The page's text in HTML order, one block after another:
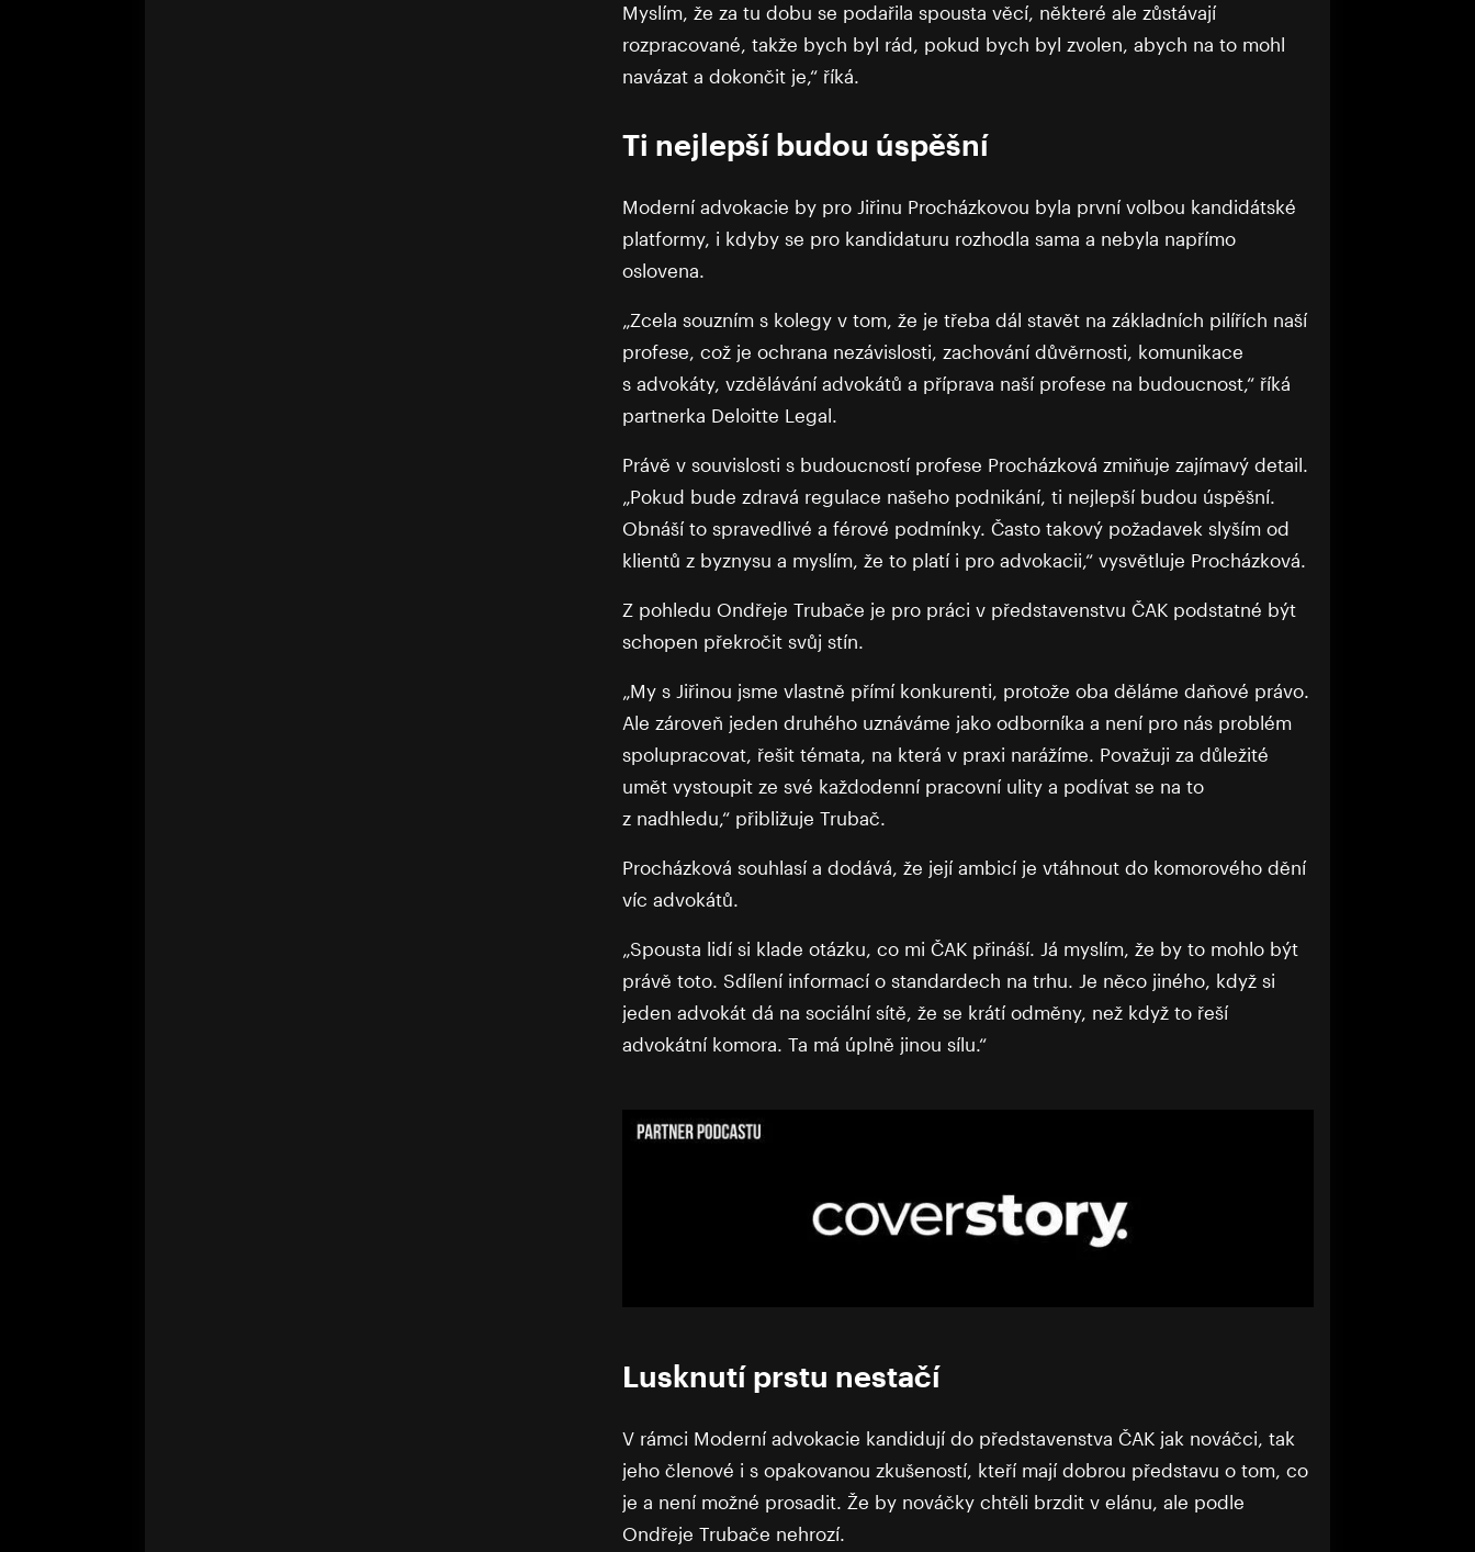
Myslím, že za tu dobu se podařila spousta věcí, některé ale zůstávají
rozpracované, takže bych byl rád, pokud bych byl zvolen, abych na to mohl
navázat a dokončit je,“ říká.
Ti nejlepší budou úspěšní
Moderní advokacie by pro Jiřinu Procházkovou byla první volbou kandidátské
platformy, i kdyby se pro kandidaturu rozhodla sama a nebyla napřímo
oslovena.
„Zcela souzním s kolegy v tom, že je třeba dál stavět na základních pilířích naší
profese, což je ochrana nezávislosti, zachování důvěrnosti, komunikace
s advokáty, vzdělávání advokátů a příprava naší profese na budoucnost,“ říká
partnerka Deloitte Legal.
Právě v souvislosti s budoucností profese Procházková zmiňuje zajímavý detail.
„Pokud bude zdravá regulace našeho podnikání, ti nejlepší budou úspěšní.
Obnáší to spravedlivé a férové podmínky. Často takový požadavek slyším od
klientů z byznysu a myslím, že to platí i pro advokacii,“ vysvětluje Procházková.
Z pohledu Ondřeje Trubače je pro práci v představenstvu ČAK podstatné být
schopen překročit svůj stín.
„My s Jiřinou jsme vlastně přímí konkurenti, protože oba děláme daňové právo.
Ale zároveň jeden druhého uznáváme jako odborníka a není pro nás problém
spolupracovat, řešit témata, na která v praxi narážíme. Považuji za důležité
umět vystoupit ze své každodenní pracovní ulity a podívat se na to
z nadhledu,“ přibližuje Trubač.
Procházková souhlasí a dodává, že její ambicí je vtáhnout do komorového dění
víc advokátů.
„Spousta lidí si klade otázku, co mi ČAK přináší. Já myslím, že by to mohlo být
právě toto. Sdílení informací o standardech na trhu. Je něco jiného, když si
jeden advokát dá na sociální sítě, že se krátí odměny, než když to řeší
advokátní komora. Ta má úplně jinou sílu.“
Lusknutí prstu nestačí
V rámci Moderní advokacie kandidují do představenstva ČAK jak nováčci, tak
jeho členové i s opakovanou zkušeností, kteří mají dobrou představu o tom, co
je a není možné prosadit. Že by nováčky chtěli brzdit v elánu, ale podle
Ondřeje Trubače nehrozí.